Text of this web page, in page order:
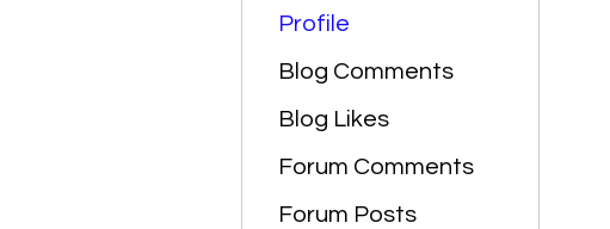
Profile
Blog Comments
Blog Likes
Forum Comments
Forum Posts